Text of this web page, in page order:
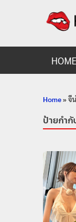
Home»จี
ป้ายกำกั